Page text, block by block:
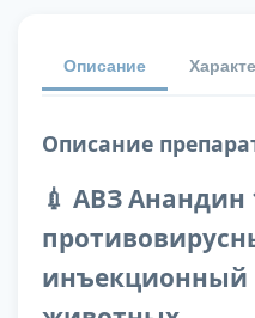
Описание
Описание
💉 АВЗ Анандин
инъекционный